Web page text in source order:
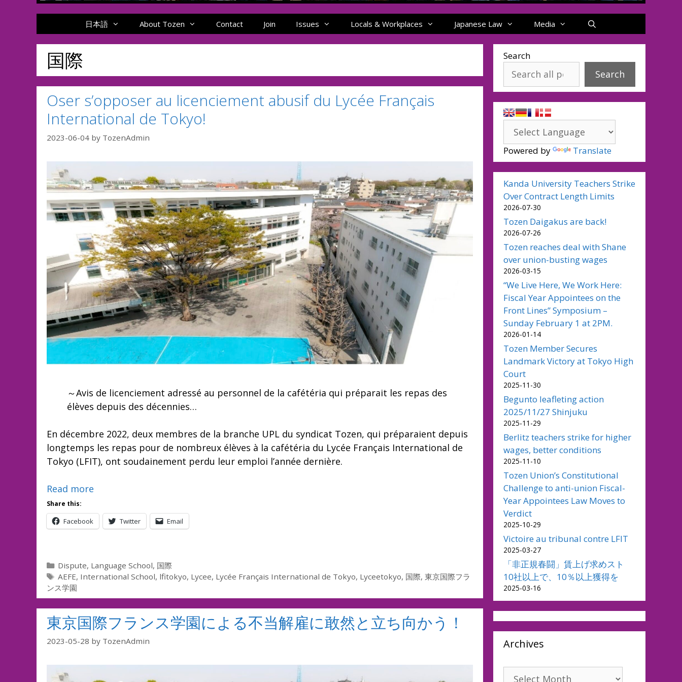
日本語 About Tozen Contact Join Issues Locals & Workplaces Japanese Law Media
国際
Oser s’opposer au licenciement abusif du Lycée Français
International de Tokyo!
2023-06-04 by TozenAdmin
～Avis de licenciement adressé au personnel de la cafétéria qui préparait les repas des
élèves depuis des décennies…
En décembre 2022, deux membres de la branche UPL du syndicat Tozen, qui préparaient depuis
longtemps les repas pour de nombreux élèves à la cafétéria du Lycée Français International de
Tokyo (LFIT), ont soudainement perdu leur emploi l’année dernière.
Read more
Share this:
Facebook Twitter Email
Categories
Dispute, Language School, 国際
Tags
AEFE, International School, lfitokyo, Lycee, Lycée Français International de Tokyo, Lyceetokyo, 国際,東京国際フラ
ンス学園
東京国際フランス学園による不当解雇に敢然と立ち向かう！
2023-05-28 by TozenAdmin
Search
Search
Powered by Translate
Kanda University Teachers Strike
Over Contract Length Limits
2026-07-30
Tozen Daigakus are back!
2026-07-26
Tozen reaches deal with Shane
over union-busting wages
2026-03-15
“We Live Here, We Work Here:
Fiscal Year Appointees on the
Front Lines” Symposium –
Sunday February 1 at 2PM.
2026-01-14
Tozen Member Secures
Landmark Victory at Tokyo High
Court
2025-11-30
Begunto leafleting action
2025/11/27 Shinjuku
2025-11-29
Berlitz teachers strike for higher
wages, better conditions
2025-11-10
Tozen Union’s Constitutional
Challenge to anti-union Fiscal-
Year Appointees Law Moves to
Verdict
2025-10-29
Victoire au tribunal contre LFIT
2025-03-27
「非正規春闘」賃上げ求めスト
10社以上で、10％以上獲得を
2025-03-16
Archives
Archives